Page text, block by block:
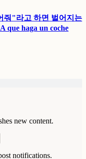
줘"라고 하면 벌어지는
que haga un coche
new content.
notifications.